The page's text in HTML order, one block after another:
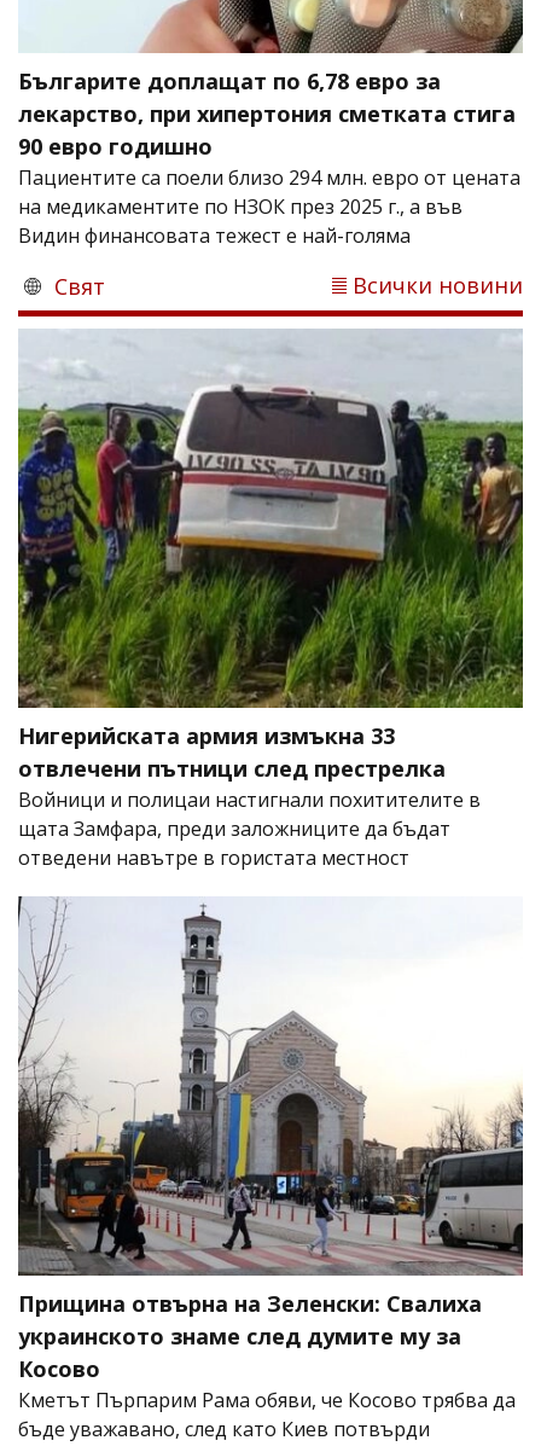
Българите доплащат по 6,78 евро за
лекарство, при хипертония сметката стига
90 евро годишно
Пациентите са поели близо 294 млн. евро от цената
на медикаментите по НЗОК през 2025 г., а във
Видин финансовата тежест е най-голяма
Свят Всички новини
Нигерийската армия измъкна 33
отвлечени пътници след престрелка
Войници и полицаи настигнали похитителите в
щата Замфара, преди заложниците да бъдат
отведени навътре в гористата местност
Прищина отвърна на Зеленски: Свалиха
украинското знаме след думите му за
Косово
Кметът Пърпарим Рама обяви, че Косово трябва да
бъде уважавано, след като Киев потвърди